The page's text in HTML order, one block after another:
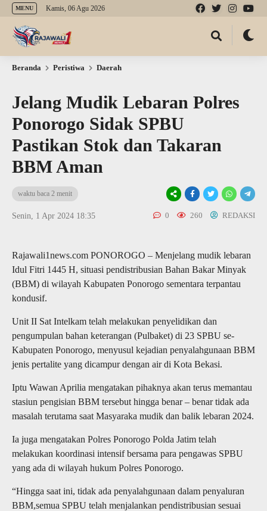
MENU Kamis, 06 Agu 2026
Beranda Peristiwa Daerah
Jelang Mudik Lebaran Polres
Ponorogo Sidak SPBU
Pastikan Stok dan Takaran
BBM Aman
waktu baca 2 menit
Senin, 1 Apr 2024 18:35 0 260 REDAKSI
Rajawali1news.com PONOROGO – Menjelang mudik lebaran
Idul Fitri 1445 H, situasi pendistribusian Bahan Bakar Minyak
(BBM) di wilayah Kabupaten Ponorogo sementara terpantau
kondusif.
Unit II Sat Intelkam telah melakukan penyelidikan dan
pengumpulan bahan keterangan (Pulbaket) di 23 SPBU se-
Kabupaten Ponorogo, menyusul kejadian penyalahgunaan BBM
jenis pertalite yang dicampur dengan air di Kota Bekasi.
Iptu Wawan Aprilia mengatakan pihaknya akan terus memantau
stasiun pengisian BBM tersebut hingga benar – benar tidak ada
masalah terutama saat Masyaraka mudik dan balik lebaran 2024.
Ia juga mengatakan Polres Ponorogo Polda Jatim telah
melakukan koordinasi intensif bersama para pengawas SPBU
yang ada di wilayah hukum Polres Ponorogo.
“Hingga saat ini, tidak ada penyalahgunaan dalam penyaluran
BBM,semua SPBU telah menjalankan pendistribusian sesuai